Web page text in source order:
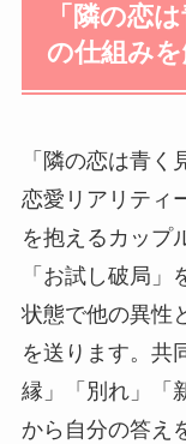
「隣の恋
の仕組み
「隣の恋は青
恋愛リアリティ
を抱えるカップ
「お試し破局
状態で他の異性
を送ります。共
縁」「別れ」「
から自分の答え